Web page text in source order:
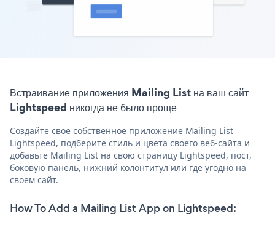
Встраивание приложения Mailing List на ваш сайт
Lightspeed никогда не было проще
Создайте свое собственное приложение Mailing List
Lightspeed, подберите стиль и цвета своего веб-сайта и
добавьте Mailing List на свою страницу Lightspeed, пост,
боковую панель, нижний колонтитул или где угодно на
своем сайт.
How To Add a Mailing List App on Lightspeed: